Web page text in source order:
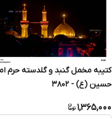
کتیبه مخمل گنبد و گلدسته حرم
حسین (ع) - 3802
1,365,000